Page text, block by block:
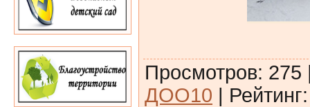
Просмотров: 275
ДОО10 | Рейтинг: